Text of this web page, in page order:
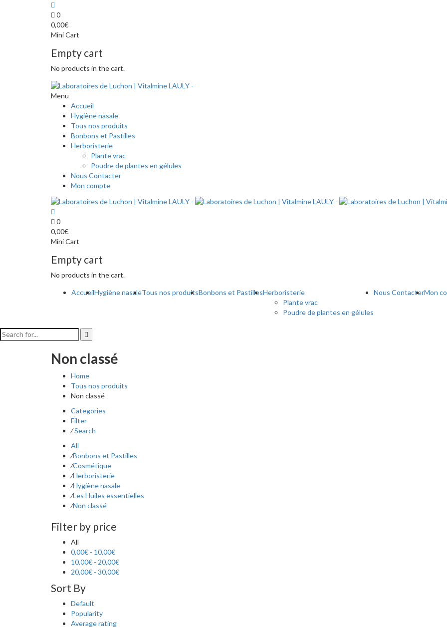
0
0,00€
Mini Cart
Empty cart
No products in the cart.
Menu
Accueil
Hygiène nasale
Tous nos produits
Bonbons et Pastilles
Herboristerie
Plante vrac
Poudre de plantes en gélules
Nous Contacter
Mon compte
0
0,00€
Mini Cart
Empty cart
No products in the cart.
AccueilHygiène nasaleTous nos produitsBonbons et PastillesHerboristerie
Plante vrac
Poudre de plantes en gélules
Nous ContacterMon
Non classé
Home
Tous nos produits
Non classé
Categories
Filter
⁄Search
All
⁄Bonbons et Pastilles
⁄Cosmétique
⁄Herboristerie
⁄Hygiène nasale
⁄Les Huiles essentielles
⁄Non classé
Filter by price
All
0,00€ - 10,00€
10,00€ - 20,00€
20,00€ - 30,00€
Sort By
Default
Popularity
Average rating